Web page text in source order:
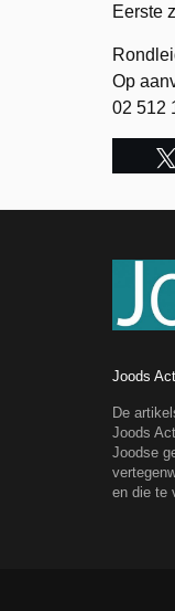
Eerste
Op
02 512
Joods
De
Joods
Joodse
en die te